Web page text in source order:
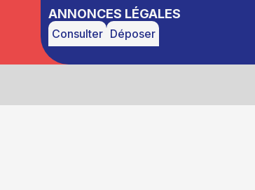
ANNONCES LÉGALES
Consulter Déposer